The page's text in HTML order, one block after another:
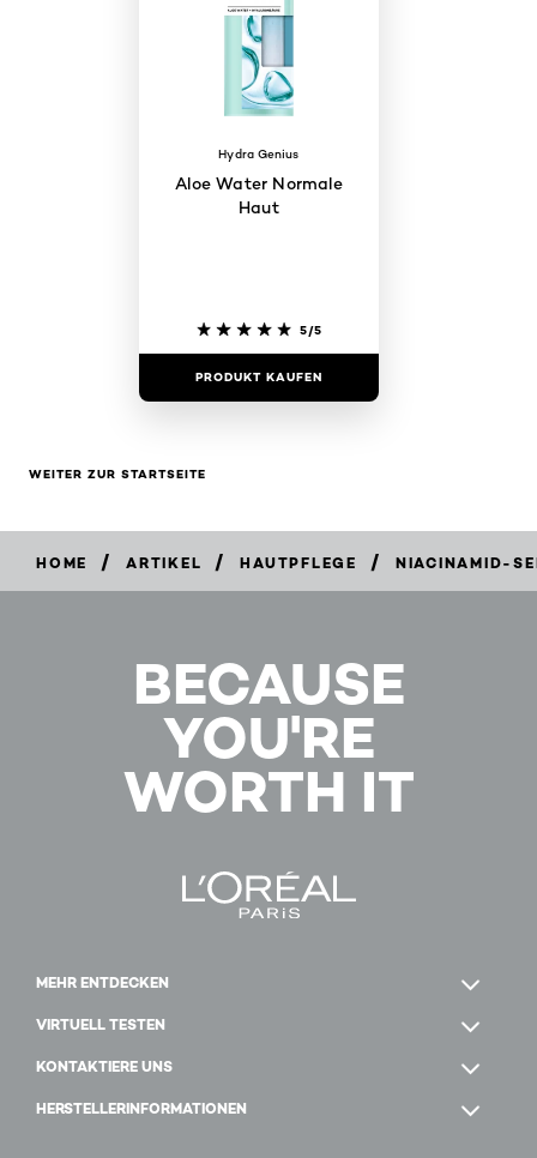
Hydra Genius
Aloe Water Normale
Haut
5/5
PRODUKT KAUFEN
WEITER ZUR STARTSEITE
HOME / ARTIKEL / HAUTPFLEGE / NIACINAMID-
BECAUSE
YOU'RE
WORTH IT
MEHR ENTDECKEN
VIRTUELL TESTEN
KONTAKTIERE UNS
HERSTELLERINFORMATIONEN